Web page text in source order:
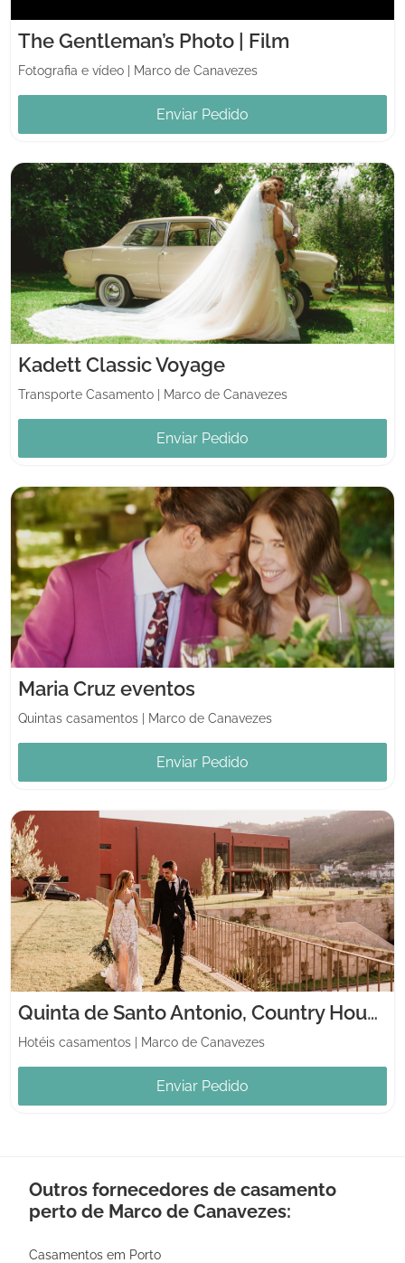
The Gentleman’s Photo | Film
Fotografia e vídeo Marco de Canavezes
Enviar Pedido
Kadett Classic Voyage
Transporte Casamento Marco de Canavezes
Enviar Pedido
Maria Cruz eventos
Quintas casamentos Marco de Canavezes
Enviar Pedido
Quinta de Santo Antonio, Country House & Villas
Hotéis casamentos Marco de Canavezes
Enviar Pedido
Outros fornecedores de casamento
perto de Marco de Canavezes:
Casamentos em Porto